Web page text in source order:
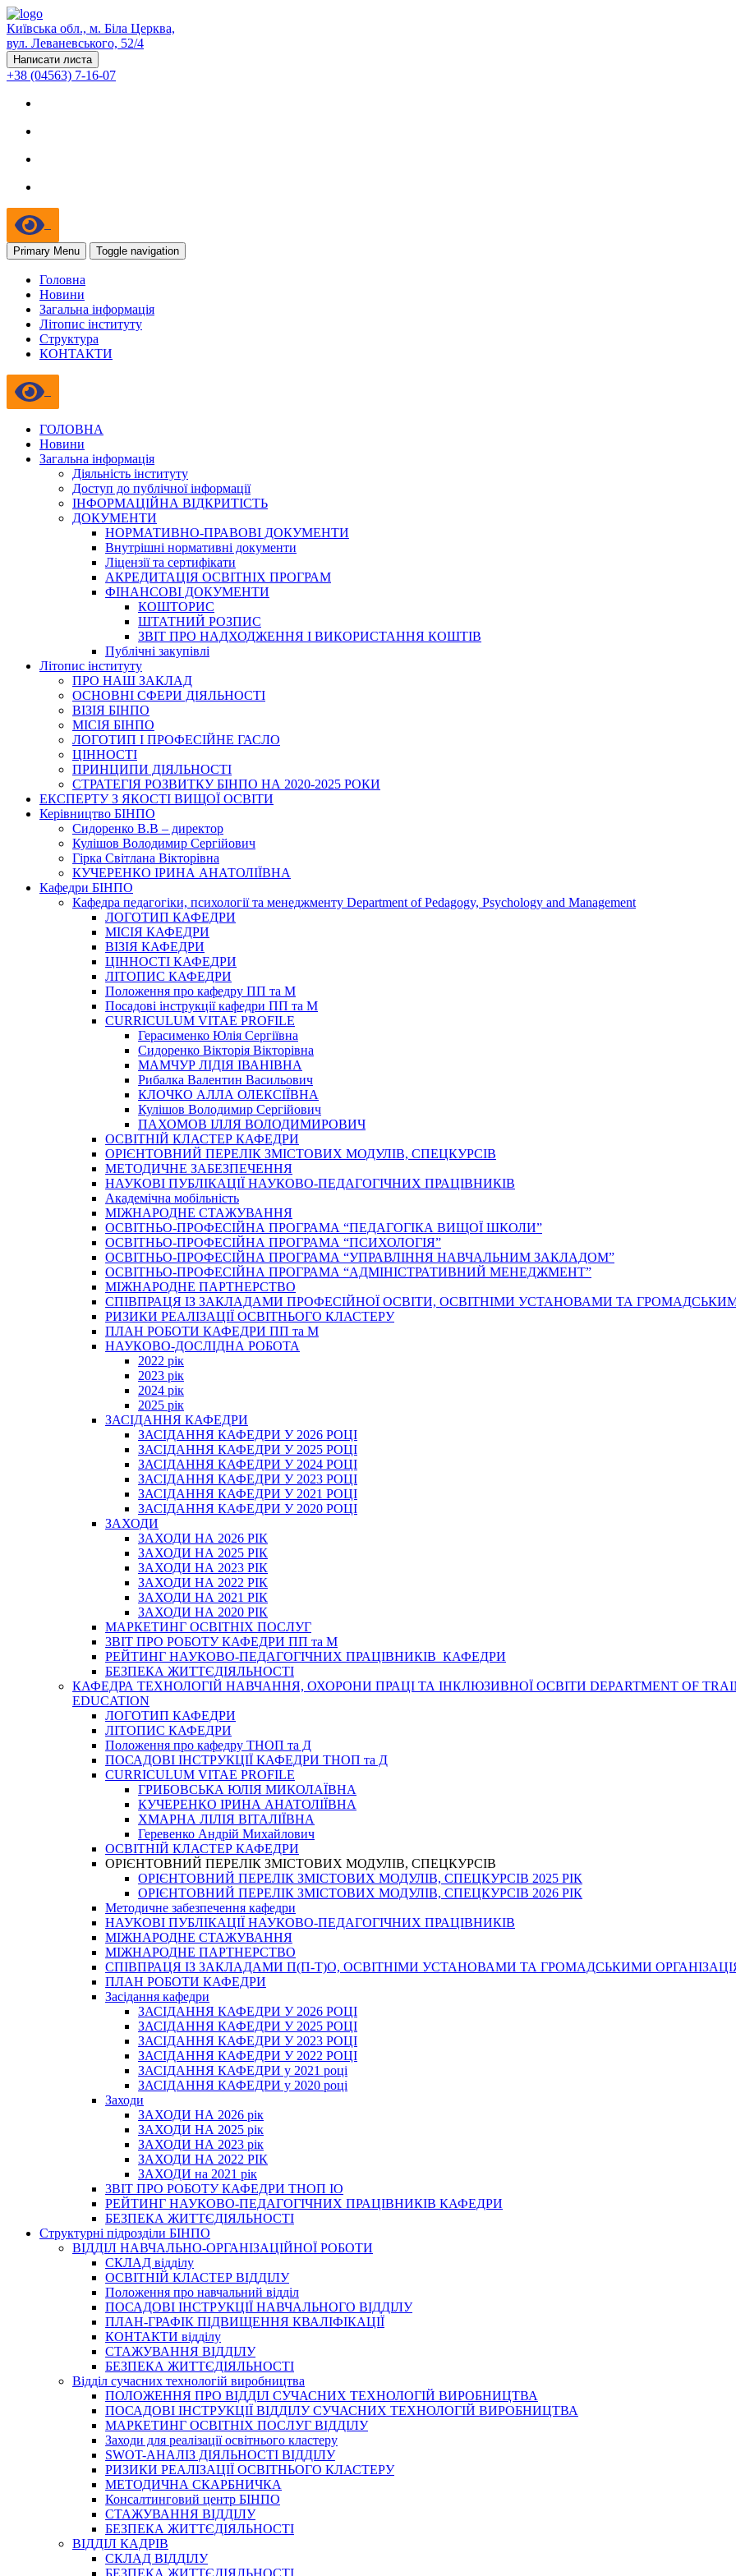
Київська обл., м. Біла Церква,
вул. Леваневського, 52/4
Написати листа
+38 (04563) 7-16-07
Primary Menu Toggle navigation
Головна
Новини
Загальна інформація
Літопис інституту
Структура
КОНТАКТИ
ГОЛОВНА
Новини
Загальна інформація
Діяльність інституту
Доступ до публічної інформації
ІНФОРМАЦІЙНА ВІДКРИТІСТЬ
ДОКУМЕНТИ
НОРМАТИВНО-ПРАВОВІ ДОКУМЕНТИ
Внутрішні нормативні документи
Ліцензії та сертифікати
АКРЕДИТАЦІЯ ОСВІТНІХ ПРОГРАМ
ФІНАНСОВІ ДОКУМЕНТИ
КОШТОРИС
ШТАТНИЙ РОЗПИС
ЗВІТ ПРО НАДХОДЖЕННЯ І ВИКОРИСТАННЯ КОШТІВ
Публічні закупівлі
Літопис інституту
ПРО НАШ ЗАКЛАД
ОСНОВНІ СФЕРИ ДІЯЛЬНОСТІ
ВІЗІЯ БІНПО
МІСІЯ БІНПО
ЛОГОТИП І ПРОФЕСІЙНЕ ГАСЛО
ЦІННОСТІ
ПРИНЦИПИ ДІЯЛЬНОСТІ
СТРАТЕГІЯ РОЗВИТКУ БІНПО НА 2020-2025 РОКИ
ЕКСПЕРТУ З ЯКОСТІ ВИЩОЇ ОСВІТИ
Керівництво БІНПО
Сидоренко В.В – директор
Кулішов Володимир Сергійович
Гірка Світлана Вікторівна
КУЧЕРЕНКО ІРИНА АНАТОЛІЇВНА
Кафедри БІНПО
Кафедра педагогіки, психології та менеджменту Department of Pedagogy, Psychology and Management
ЛОГОТИП КАФЕДРИ
МІСІЯ КАФЕДРИ
ВІЗІЯ КАФЕДРИ
ЦІННОСТІ КАФЕДРИ
ЛІТОПИС КАФЕДРИ
Положення про кафедру ПП та М
Посадові інструкції кафедри ПП та М
CURRICULUM VITAE PROFILE
Герасименко Юлія Сергіївна
Сидоренко Вікторія Вікторівна
МАМЧУР ЛІДІЯ ІВАНІВНА
Рибалка Валентин Васильович
КЛОЧКО АЛЛА ОЛЕКСІЇВНА
Кулішов Володимир Сергійович
ПАХОМОВ ІЛЛЯ ВОЛОДИМИРОВИЧ
ОСВІТНІЙ КЛАСТЕР КАФЕДРИ
ОРІЄНТОВНИЙ ПЕРЕЛІК ЗМІСТОВИХ МОДУЛІВ, СПЕЦКУРСІВ
МЕТОДИЧНЕ ЗАБЕЗПЕЧЕННЯ
НАУКОВІ ПУБЛІКАЦІЇ НАУКОВО-ПЕДАГОГІЧНИХ ПРАЦІВНИКІВ
Академічна мобільність
МІЖНАРОДНЕ СТАЖУВАННЯ
ОСВІТНЬО-ПРОФЕСІЙНА ПРОГРАМА “ПЕДАГОГІКА ВИЩОЇ ШКОЛИ”
ОСВІТНЬО-ПРОФЕСІЙНА ПРОГРАМА “ПСИХОЛОГІЯ”
ОСВІТНЬО-ПРОФЕСІЙНА ПРОГРАМА “УПРАВЛІННЯ НАВЧАЛЬНИМ ЗАКЛАДОМ”
ОСВІТНЬО-ПРОФЕСІЙНА ПРОГРАМА “АДМІНІСТРАТИВНИЙ МЕНЕДЖМЕНТ”
МІЖНАРОДНЕ ПАРТНЕРСТВО
СПІВПРАЦЯ ІЗ ЗАКЛАДАМИ ПРОФЕСІЙНОЇ ОСВІТИ, ОСВІТНІМИ УСТАНОВАМИ ТА
РИЗИКИ РЕАЛІЗАЦІЇ ОСВІТНЬОГО КЛАСТЕРУ
ПЛАН РОБОТИ КАФЕДРИ ПП та М
НАУКОВО-ДОСЛІДНА РОБОТА
2022 рік
2023 рік
2024 рік
2025 рік
ЗАСІДАННЯ КАФЕДРИ
ЗАСІДАННЯ КАФЕДРИ У 2026 РОЦІ
ЗАСІДАННЯ КАФЕДРИ У 2025 РОЦІ
ЗАСІДАННЯ КАФЕДРИ У 2024 РОЦІ
ЗАСІДАННЯ КАФЕДРИ У 2023 РОЦІ
ЗАСІДАННЯ КАФЕДРИ У 2021 РОЦІ
ЗАСІДАННЯ КАФЕДРИ У 2020 РОЦІ
ЗАХОДИ
ЗАХОДИ НА 2026 РІК
ЗАХОДИ НА 2025 РІК
ЗАХОДИ НА 2023 РІК
ЗАХОДИ НА 2022 РІК
ЗАХОДИ НА 2021 РІК
ЗАХОДИ НА 2020 РІК
МАРКЕТИНГ ОСВІТНІХ ПОСЛУГ
3BIT ПРО РОБОТУ КАФЕДРИ ПП та М
РЕЙТИНГ НАУКОВО-ПЕДАГОГІЧНИХ ПРАЦІВНИКІВ КАФЕДРИ
БЕЗПЕКА ЖИТТЄДІЯЛЬНОСТІ
КАФЕДРА ТЕХНОЛОГІЙ НАВЧАННЯ, ОХОРОНИ ПРАЦІ ТА ІНКЛЮЗИВНОЇ ОСВІТИ DEPARTMENT OF
EDUCATION
ЛОГОТИП КАФЕДРИ
ЛІТОПИС КАФЕДРИ
Положення про кафедру ТНОП та Д
ПОСАДОВІ ІНСТРУКЦІЇ КАФЕДРИ ТНОП та Д
CURRICULUM VITAE PROFILE
ГРИБОВСЬКА ЮЛІЯ МИКОЛАЇВНА
КУЧЕРЕНКО ІРИНА АНАТОЛІЇВНА
ХМАРНА ЛІЛІЯ ВІТАЛІЇВНА
Геревенко Андрій Михайлович
ОСВІТНІЙ КЛАСТЕР КАФЕДРИ
ОРІЄНТОВНИЙ ПЕРЕЛІК ЗМІСТОВИХ МОДУЛІВ, СПЕЦКУРСІВ
ОРІЄНТОВНИЙ ПЕРЕЛІК ЗМІСТОВИХ МОДУЛІВ, СПЕЦКУРСІВ 2025 РІК
ОРІЄНТОВНИЙ ПЕРЕЛІК ЗМІСТОВИХ МОДУЛІВ, СПЕЦКУРСІВ 2026 РІК
Методичне забезпечення кафедри
НАУКОВІ ПУБЛІКАЦІЇ НАУКОВО-ПЕДАГОГІЧНИХ ПРАЦІВНИКІВ
МІЖНАРОДНЕ СТАЖУВАННЯ
МІЖНАРОДНЕ ПАРТНЕРСТВО
СПІВПРАЦЯ ІЗ ЗАКЛАДАМИ П(П-Т)О, ОСВІТНІМИ УСТАНОВАМИ ТА ГРОМАДСЬКИМИ
ПЛАН РОБОТИ КАФЕДРИ
Засідання кафедри
ЗАСІДАННЯ КАФЕДРИ У 2026 РОЦІ
ЗАСІДАННЯ КАФЕДРИ У 2025 РОЦІ
ЗАСІДАННЯ КАФЕДРИ У 2023 РОЦІ
ЗАСІДАННЯ КАФЕДРИ У 2022 РОЦІ
ЗАСІДАННЯ КАФЕДРИ у 2021 році
ЗАСІДАННЯ КАФЕДРИ у 2020 році
Заходи
ЗАХОДИ НА 2026 рік
ЗАХОДИ НА 2025 рік
ЗАХОДИ НА 2023 рік
ЗАХОДИ НА 2022 РІК
ЗАХОДИ на 2021 рік
3BIT ПРО РОБОТУ КАФЕДРИ ТНОП ІО
РЕЙТИНГ НАУКОВО-ПЕДАГОГІЧНИХ ПРАЦІВНИКІВ КАФЕДРИ
БЕЗПЕКА ЖИТТЄДІЯЛЬНОСТІ
Структурні підрозділи БІНПО
ВІДДІЛ НАВЧАЛЬНО-ОРГАНІЗАЦІЙНОЇ РОБОТИ
СКЛАД відділу
ОСВІТНІЙ КЛАСТЕР ВІДДІЛУ
Положення про навчальний вiддiл
ПОСАДОВІ ІНСТРУКЦІЇ НАВЧАЛЬНОГО ВІДДІЛУ
ПЛАН-ГРАФІК ПІДВИЩЕННЯ КВАЛІФІКАЦІЇ
КОНТАКТИ відділу
СТАЖУВАННЯ ВІДДІЛУ
БЕЗПЕКА ЖИТТЄДІЯЛЬНОСТІ
Відділ сучасних технологій виробництва
ПОЛОЖЕННЯ ПРО ВІДДІЛ СУЧАСНИХ ТЕХНОЛОГІЙ ВИРОБНИЦТВА
ПОСАДОВІ ІНСТРУКЦІЇ ВІДДІЛУ СУЧАСНИХ ТЕХНОЛОГІЙ ВИРОБНИЦТВА
МАРКЕТИНГ ОСВІТНІХ ПОСЛУГ ВІДДІЛУ
Заходи для реалізації освітнього кластеру
SWOT-АНАЛІЗ ДІЯЛЬНОСТІ ВІДДІЛУ
РИЗИКИ РЕАЛІЗАЦІЇ ОСВІТНЬОГО КЛАСТЕРУ
МЕТОДИЧНА СКАРБНИЧКА
Консалтинговий центр БІНПО
СТАЖУВАННЯ ВІДДІЛУ
БЕЗПЕКА ЖИТТЄДІЯЛЬНОСТІ
ВІДДІЛ КАДРІВ
СКЛАД ВІДДІЛУ
БЕЗПЕКА ЖИТТЄДІЯЛЬНОСТІ